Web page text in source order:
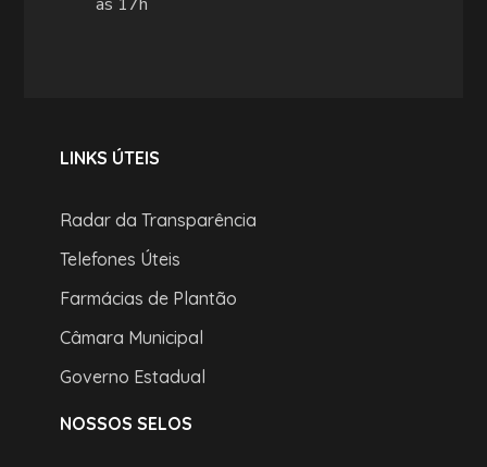
às 17h
LINKS ÚTEIS
Radar da Transparência
Telefones Úteis
Farmácias de Plantão
Câmara Municipal
Governo Estadual
NOSSOS SELOS